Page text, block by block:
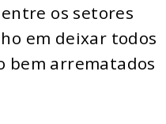
os setores
em deixar todos
bem arrematados